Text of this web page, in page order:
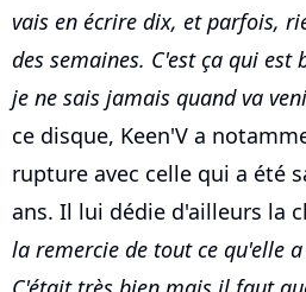
vais en écrire dix, et parfois,
des semaines. C'est ça qui est
je ne sais jamais quand va
ce disque, Keen'V a
rupture avec celle qui a été
ans. Il lui dédie d'ailleurs la
la remercie de tout ce qu'elle